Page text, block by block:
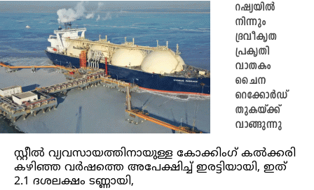
റഷ്യയിൽ
നിന്നും
ദ്രവീകൃത
പ്രകൃതി
വാതകം
ചൈന
റെക്കോർഡ്
തുകയ്ക്ക്
വാങ്ങുന്നു
സ്റ്റീൽ വ്യവസായത്തിനായുള്ള കോക്കിംഗ് കൽക്കരി
കഴിഞ്ഞ വർഷത്തെ അപേക്ഷിച്ച് ഇരട്ടിയായി, ഇത്
2.1 ദശലക്ഷം ടണ്ണായി,